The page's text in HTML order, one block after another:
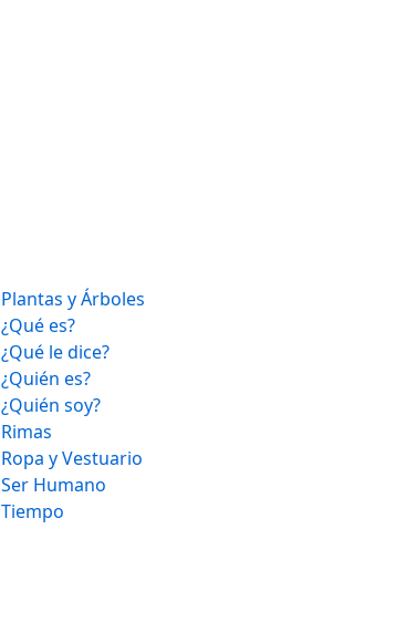
Plantas y Árboles
¿Qué es?
¿Qué le dice?
¿Quién es?
¿Quién soy?
Rimas
Ropa y Vestuario
Ser Humano
Tiempo